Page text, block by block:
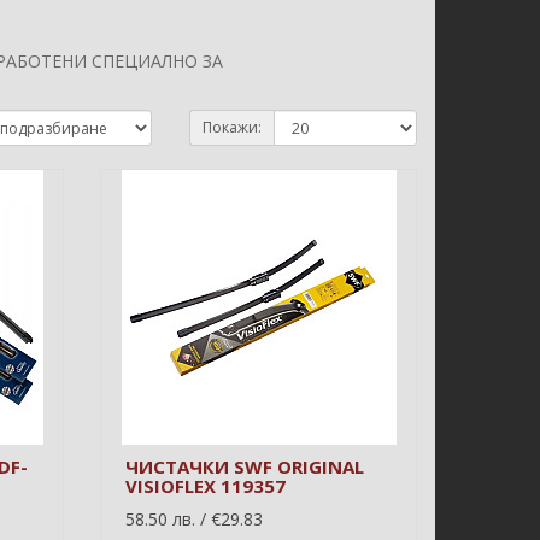
СПЕЦИАЛНО ЗА
Покажи:
ЧИСТАЧКИ SWF ORIGINAL
VISIOFLEX 119357
58.50 лв. / €29.83